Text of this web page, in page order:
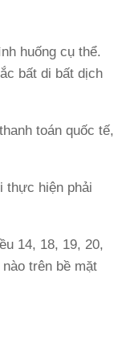
huống cụ thể.
bất di bất dịch
toán quốc tế,
thực hiện phải
14, 18, 19, 20,
trên bề mặt